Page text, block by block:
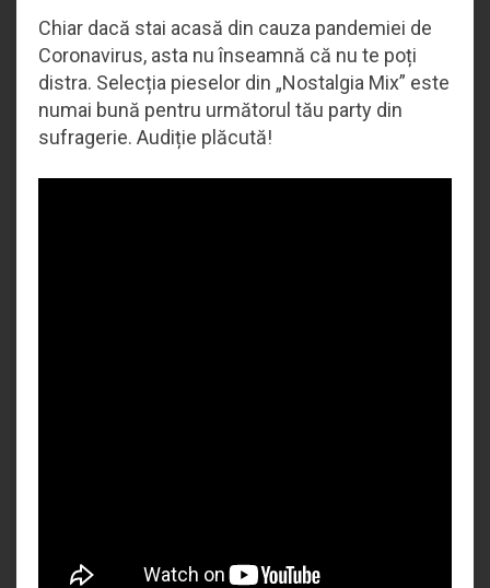
Chiar dacă stai acasă din cauza pandemiei de
Coronavirus, asta nu înseamnă că nu te poți
distra. Selecția pieselor din „Nostalgia Mix” este
numai bună pentru următorul tău party din
sufragerie. Audiție plăcută!